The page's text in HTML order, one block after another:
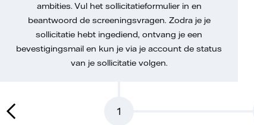
1
ambities. Vul het sollicitatieformulier in en
beantwoord de screeningsvragen. Zodra je je
sollicitatie hebt ingediend, ontvang je een
bevestigingsmail en kun je via je account de status
van je sollicitatie volgen.